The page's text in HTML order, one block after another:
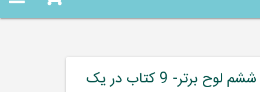
چراغ جادوی ششم- ((گام به گام ششم لوح برتر- 9 کتاب در یک